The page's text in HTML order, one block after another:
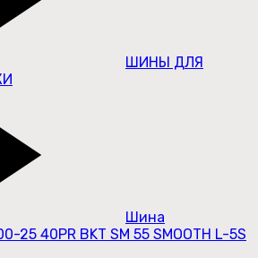
ШИНЫ ДЛЯ
Шина
25 40PR BKT SM 55 SMOOTH L-5S